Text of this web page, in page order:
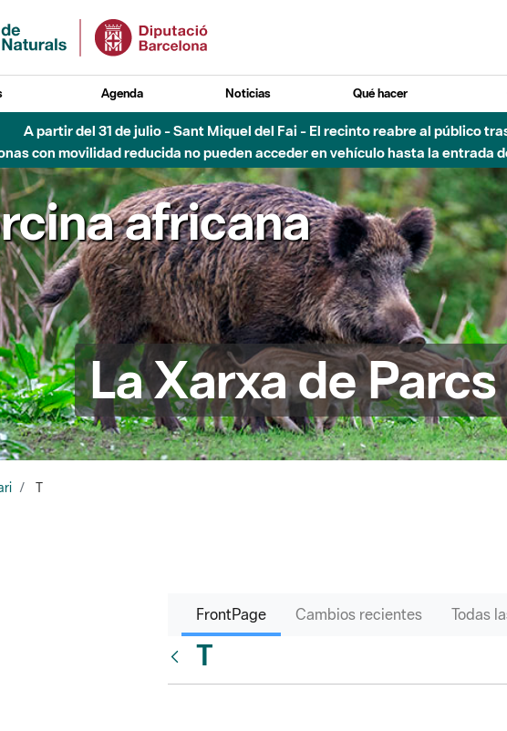
Agenda Noticias Qué hacer
A partir del 31 de julio - Sant Miquel del Fai - El recinto reabre al público
con movilidad reducida no pueden acceder en vehículo hasta la entrada
africana
La Xarxa de
T
FrontPage Cambios recientes Todas
T